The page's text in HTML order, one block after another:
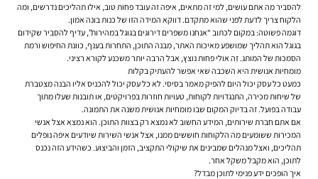
להסביר מה אתם עושים, למי זה מתאים, איפה זה עובד פחות טוב, אילו תהליכים נדרשים, ומה
הלקוח צריך לדעת לפני שהוא מתקדם. דווקא המידה הזו של כנות בונה אמון.
דוגמה פשוטה: במקום לכתוב “אנחנו משפרים דירוגים בגוגל במהירות”, עדיף להסביר שקידום
בגוגל הוא תהליך שמושפע מאיכות האתר, מבנה התוכן, התחרות בענף, כוונת החיפוש ורמת
הסמכות של המותג. זה אולי פחות נוצץ, אבל הרבה יותר משכנע לקורא רציני.
מומחיות אנושית היא השכבה שאי אפשר להעתיק בקלות
כמעט כל עסק יכול היום להפיק מאמר בסיסי. לא כל עסק יכול להכניס אליו הבנה מצטברת
של שיחות מכירה, התנגדויות לקוחות, טעויות חוזרות בפרויקטים, או תובנות שעלו מתוך
עבודה בפועל. זה בדיוק המקום שבו מומחיות אנושית משנה את התמונה.
אם אתם חברת שירותים, המידע החשוב לא נמצא רק בצוות התוכן. הוא נמצא אצל אנשי
המכירות ששומעים מה הלקוחות חוששים ממנו, אצל אנשי השירות שיודעים איפה נופלים
תהליכים, ואצל מנהלים שמבינים את שיקולי התקציב, הזמן והביצוע. כשהידע הזה נכנס
לתוכן, הוא מקבל משקל אחר.
איך הופכים ידע פנימי לתוכן מבדל?